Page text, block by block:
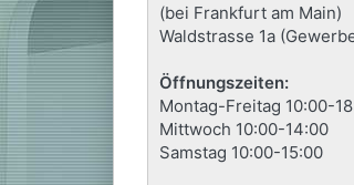
(bei Frankfurt am Main)
Waldstrasse 1a
Öffnungszeiten:
Montag-Freitag 10:00-
Mittwoch 10:00-14:00
Samstag 10:00-15:00